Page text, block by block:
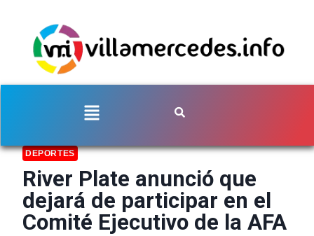
DEPORTES
River Plate anunció que
dejará de participar en el
Comité Ejecutivo de la AFA